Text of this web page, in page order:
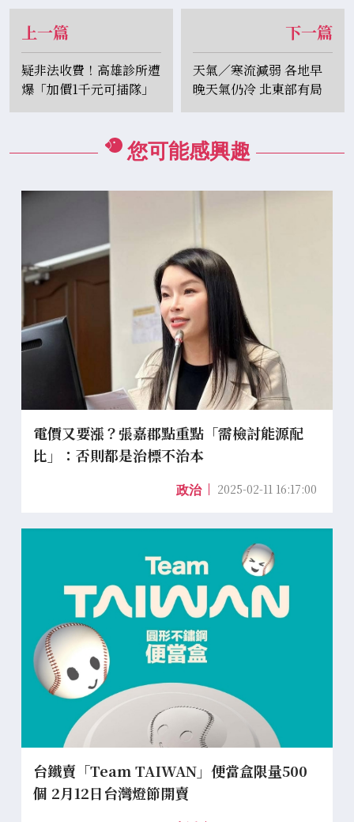
上一篇
疑非法收費！高雄診所遭
爆「加價1千元可插隊」
恐遭開罰25萬
下一篇
天氣／寒流減弱 各地早
晚天氣仍冷 北東部有局
部短暫雨
您可能感興趣
電價又要漲？張嘉郡點重點「需檢討能源配
比」：否則都是治標不治本
政治 2025-02-11 16:17:00
台鐵賣「Team TAIWAN」便當盒限量500
個 2月12日台灣燈節開賣